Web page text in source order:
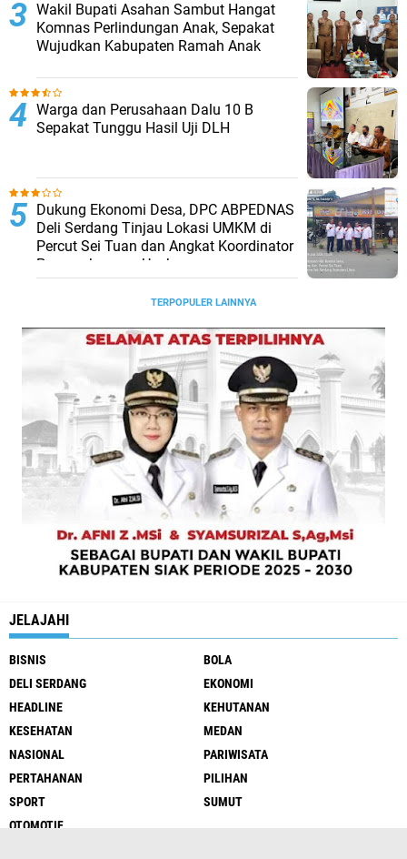
Wakil Bupati Asahan Sambut Hangat
Komnas Perlindungan Anak, Sepakat
Wujudkan Kabupaten Ramah Anak
Warga dan Perusahaan Dalu 10 B
Sepakat Tunggu Hasil Uji DLH
Dukung Ekonomi Desa, DPC ABPEDNAS
Deli Serdang Tinjau Lokasi UMKM di
Percut Sei Tuan dan Angkat Koordinator
Pengembangan Usaha
TERPOPULER LAINNYA
JELAJAHI
BISNIS
BOLA
DELI SERDANG
EKONOMI
HEADLINE
KEHUTANAN
KESEHATAN
MEDAN
NASIONAL
PARIWISATA
PERTAHANAN
PILIHAN
SPORT
SUMUT
OTOMOTIF